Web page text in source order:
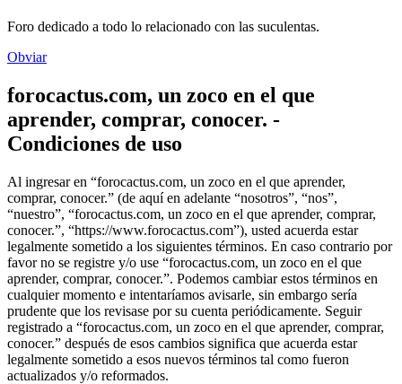
Foro dedicado a todo lo relacionado con las suculentas.
Obviar
forocactus.com, un zoco en el que
aprender, comprar, conocer. -
Condiciones de uso
Al ingresar en “forocactus.com, un zoco en el que aprender,
comprar, conocer.” (de aquí en adelante “nosotros”, “nos”,
“nuestro”, “forocactus.com, un zoco en el que aprender, comprar,
conocer.”, “https://www.forocactus.com”), usted acuerda estar
legalmente sometido a los siguientes términos. En caso contrario por
favor no se registre y/o use “forocactus.com, un zoco en el que
aprender, comprar, conocer.”. Podemos cambiar estos términos en
cualquier momento e intentaríamos avisarle, sin embargo sería
prudente que los revisase por su cuenta periódicamente. Seguir
registrado a “forocactus.com, un zoco en el que aprender, comprar,
conocer.” después de esos cambios significa que acuerda estar
legalmente sometido a esos nuevos términos tal como fueron
actualizados y/o reformados.